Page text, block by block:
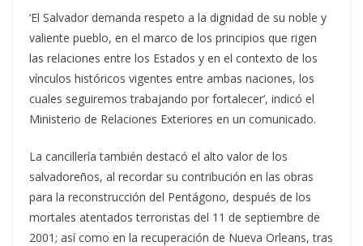
‘El Salvador demanda respeto a la dignidad de su noble y
valiente pueblo, en el marco de los principios que rigen
las relaciones entre los Estados y en el contexto de los
vínculos históricos vigentes entre ambas naciones, los
cuales seguiremos trabajando por fortalecer’, indicó el
Ministerio de Relaciones Exteriores en un comunicado.
La cancillería también destacó el alto valor de los
salvadoreños, al recordar su contribución en las obras
para la reconstrucción del Pentágono, después de los
mortales atentados terroristas del 11 de septiembre de
2001; así como en la recuperación de Nueva Orleans, tras